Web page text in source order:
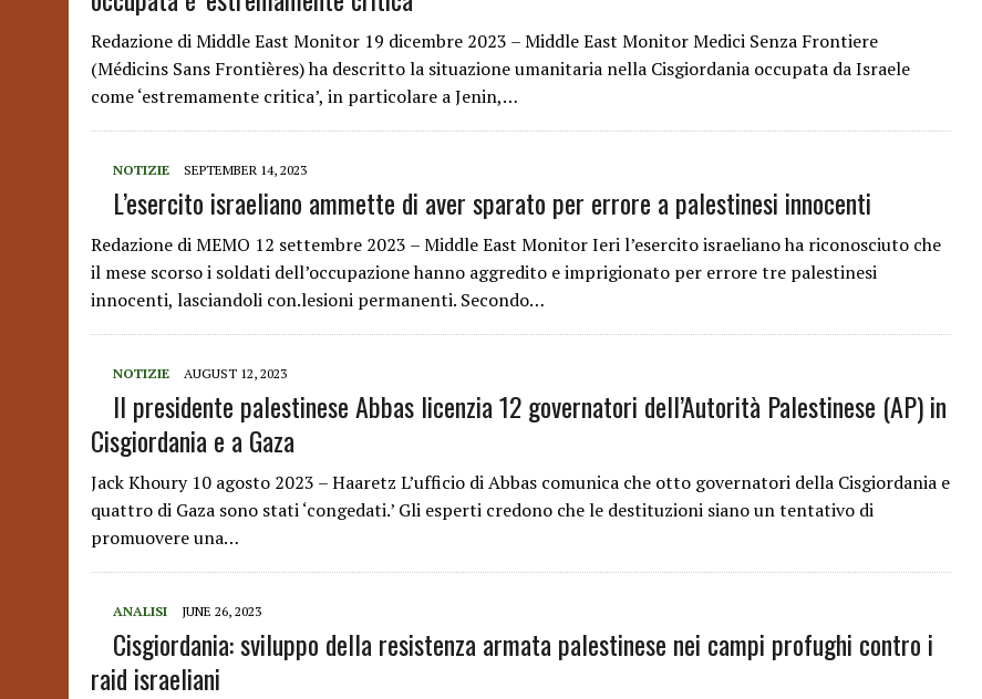
Redazione di Middle East Monitor 19 dicembre 2023 – Middle East Monitor Medici Senza Frontiere
(Médicins Sans Frontières) ha descritto la situazione umanitaria nella Cisgiordania occupata da Israele
come ‘estremamente critica’, in particolare a Jenin,…
NOTIZIE SEPTEMBER 14, 2023
L’esercito israeliano ammette di aver sparato per errore a palestinesi innocenti
Redazione di MEMO 12 settembre 2023 – Middle East Monitor Ieri l’esercito israeliano ha riconosciuto che
il mese scorso i soldati dell’occupazione hanno aggredito e imprigionato per errore tre palestinesi
innocenti, lasciandoli con.lesioni permanenti. Secondo…
NOTIZIE AUGUST 12, 2023
Il presidente palestinese Abbas licenzia 12 governatori dell’Autorità Palestinese (AP) in
Cisgiordania e a Gaza
Jack Khoury 10 agosto 2023 – Haaretz L’ufficio di Abbas comunica che otto governatori della Cisgiordania e
quattro di Gaza sono stati ‘congedati.’ Gli esperti credono che le destituzioni siano un tentativo di
promuovere una…
ANALISI JUNE 26, 2023
Cisgiordania: sviluppo della resistenza armata palestinese nei campi profughi contro i
raid israeliani